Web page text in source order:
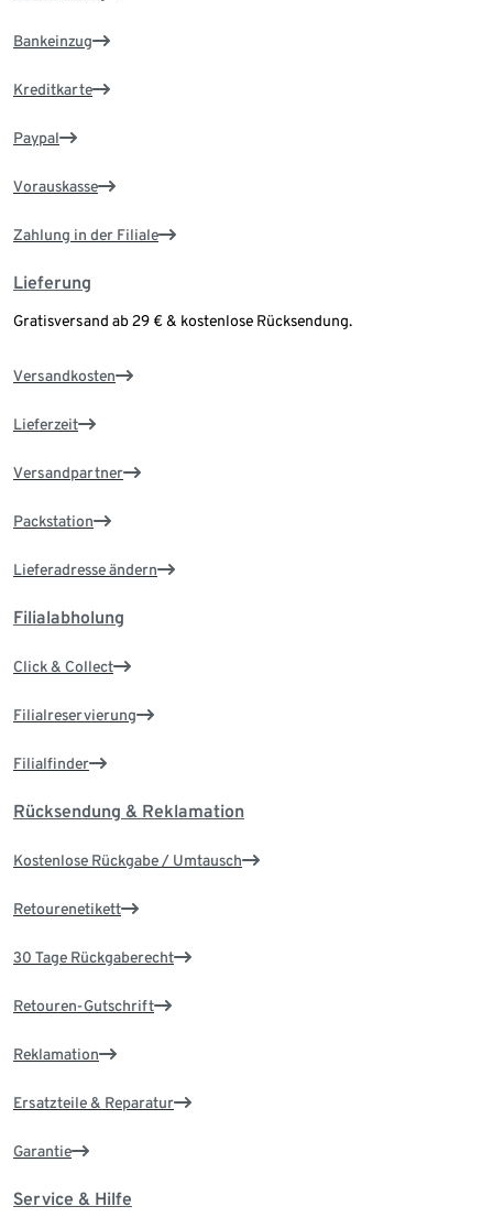
Bankeinzug
Kreditkarte
Paypal
Vorauskasse
Zahlung in der Filiale
Lieferung
Gratisversand ab 29 € & kostenlose Rücksendung.
Versandkosten
Lieferzeit
Versandpartner
Packstation
Lieferadresse ändern
Filialabholung
Click & Collect
Filialreservierung
Filialfinder
Rücksendung & Reklamation
Kostenlose Rückgabe / Umtausch
Retourenetikett
30 Tage Rückgaberecht
Retouren-Gutschrift
Reklamation
Ersatzteile & Reparatur
Garantie
Service & Hilfe